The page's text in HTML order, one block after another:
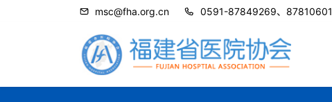
msc@fha.org.cn 0591-87849269、87810601